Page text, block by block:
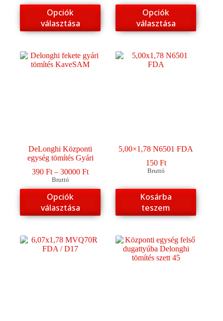
40000 Ft
Opciók
választása
Ennek
a
terméknek
több
van.
A
-
Opciók
választása
Ennek
a
terméknek
több
van.
A
DeLonghi Központi
egység tömítés Gyári
390Ft – 30000FtÁrtartomány:
-
Bruttó
Opciók
választása
Ennek
a
terméknek
több
van.
A
5,00×1,78 N6501 FDA
150 Ft
Bruttó
Kosárba
teszem